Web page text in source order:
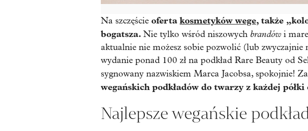
Na szczęście oferta kosmetyków wege, także
bogatsza. Nie tylko wśród niszowych brandów i
aktualnie nie możesz sobie pozwolić (lub zwyczajnie
wydanie ponad 100 zł na podkład Rare Beauty od
sygnowany nazwiskiem Marca Jacobsa, spokojnie!
wegańskich podkładów do twarzy z każdej półki
Najlepsze wegańskie